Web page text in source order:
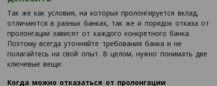
Так же как условия, на которых пролонгируется вклад,
отличаются в разных банках, так же и порядок отказа от
пролонгации зависят от каждого конкретного банка.
Поэтому всегда уточняйте требования банка и не
полагайтесь на свой опыт. В целом, нужно понимать две
ключевые вещи:
Когда можно отказаться от пролонгации